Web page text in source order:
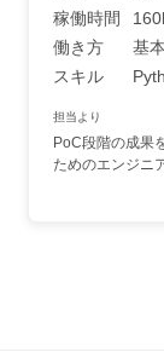
稼働時間
働き方
基
スキル
担当より
PoC段階の成果
ためのエンジニ